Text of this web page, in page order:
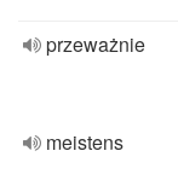
przeważnie
meistens